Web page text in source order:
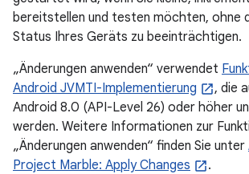
bereitstellen und testen möchten, ohne
Status Ihres Geräts zu beeinträchtigen.
„Änderungen anwenden“ verwendet
Android JVMTI-Implementierung
, die
Android 8.0 (API-Level 26) oder höher
werden. Weitere Informationen zur
„Änderungen anwenden“ finden Sie unter
Project Marble: Apply Changes
.